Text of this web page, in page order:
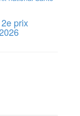
prix